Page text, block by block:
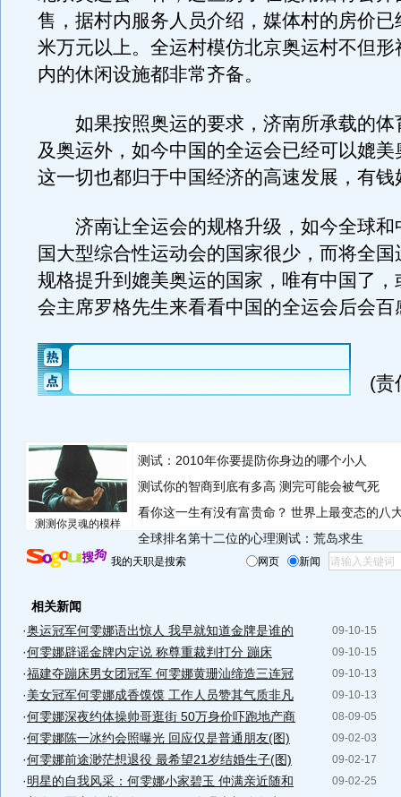
售，据村内服务人员介绍，媒体村的房价已
米万元以上。全运村模仿北京奥运村不但形
内的休闲设施都非常齐备。
如果按照奥运的要求，济南所承载的体
及奥运外，如今中国的全运会已经可以媲美
这一切也都归于中国经济的高速发展，有钱
济南让全运会的规格升级，如今全球和
国大型综合性运动会的国家很少，而将全
规格提升到媲美奥运的国家，唯有中国了，
会主席罗格先生来看看中国的全运会后会百
(责
测测你灵魂的模样
测试：2010年你要提防你身边的哪个小人
测试你的智商到底有多高 测完可能会被气死
看你这一生有没有富贵命？ 世界上最变态的八
全球排名第十二位的心理测试：荒岛求生
我的天职是搜索 网页 新闻
相关新闻
09-10-15
·奥运冠军何雯娜语出惊人 我早就知道金牌是谁的
09-10-15
·何雯娜辟谣金牌内定说 称尊重裁判打分 蹦床
09-10-13
·福建夺蹦床男女团冠军 何雯娜黄珊汕缔造三连冠
09-10-13
·美女冠军何雯娜成香馍馍 工作人员赞其气质非凡
08-09-05
·何雯娜深夜约体操帅哥逛街 50万身价吓跑地产商
09-02-03
·何雯娜陈一冰约会照曝光 回应仅是普通朋友(图)
09-02-17
·何雯娜前途渺茫想退役 最希望21岁结婚生子(图)
09-02-25
·明星的自我风采：何雯娜小家碧玉 仲满亲近随和